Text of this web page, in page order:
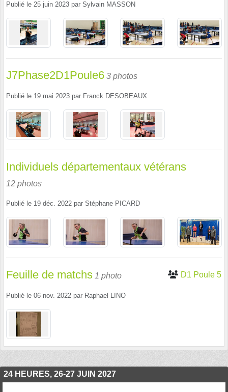
Publié le 25 juin 2023 par Sylvain MASSON
J7Phase2D1Poule6 3 photos
Publié le 19 mai 2023 par Franck DESOBEAUX
Individuels départementaux vétérans
12 photos
Publié le 19 déc. 2022 par Stéphane PICARD
Feuille de matchs 1 photo D1 Poule 5
Publié le 06 nov. 2022 par Raphael LINO
24 HEURES, 26-27 JUIN 2027